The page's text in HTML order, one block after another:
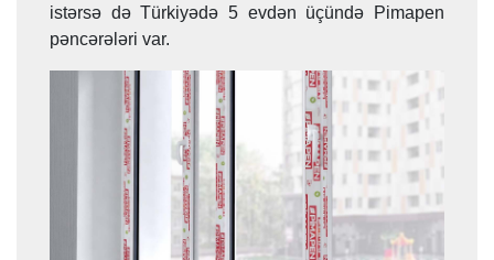
istərsə də Türkiyədə 5 evdən üçündə Pimapen
pəncərələri var.